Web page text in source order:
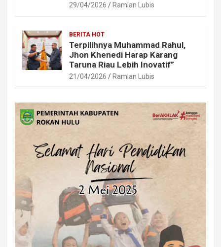
29/04/2026 Ramlan Lubis
BERITA HOT
Terpilihnya Muhammad Rahul,
Jhon Khenedi Harap Karang
Taruna Riau Lebih Inovatif”
21/04/2026 Ramlan Lubis